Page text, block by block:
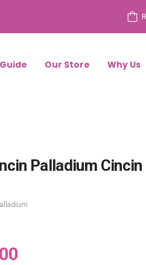
Our Store Why Us
Palladium Cincin